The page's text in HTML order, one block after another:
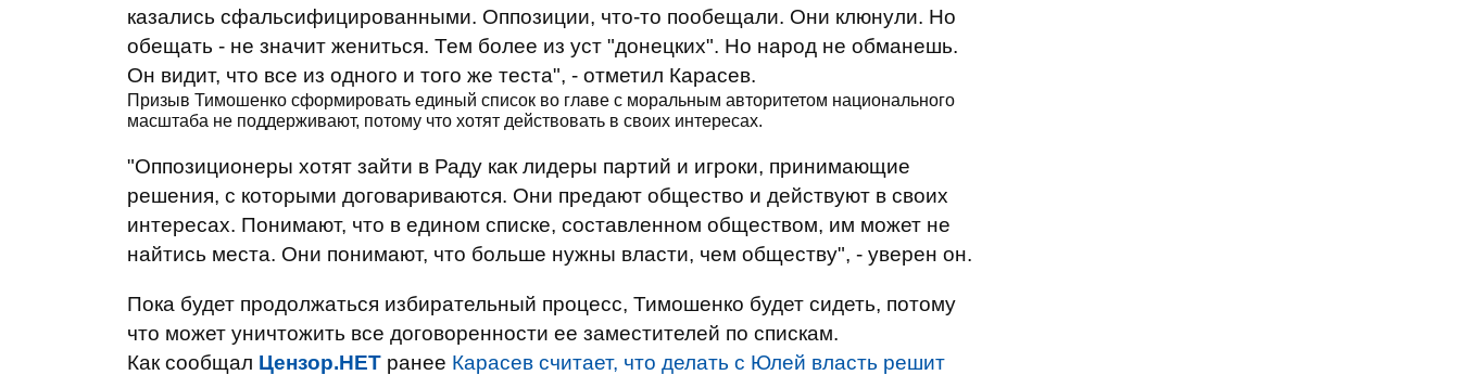
казались сфальсифицированными. Оппозиции, что-то пообещали. Они клюнули. Но
обещать - не значит жениться. Тем более из уст "донецких". Но народ не обманешь.
Он видит, что все из одного и того же теста", - отметил Карасев.
Призыв Тимошенко сформировать единый список во главе с моральным авторитетом национального
масштаба не поддерживают, потому что хотят действовать в своих интересах.
"Оппозиционеры хотят зайти в Раду как лидеры партий и игроки, принимающие
решения, с которыми договариваются. Они предают общество и действуют в своих
интересах. Понимают, что в едином списке, составленном обществом, им может не
найтись места. Они понимают, что больше нужны власти, чем обществу", - уверен он.
Пока будет продолжаться избирательный процесс, Тимошенко будет сидеть, потому
что может уничтожить все договоренности ее заместителей по спискам.
Как сообщал Цензор.НЕТ ранее Карасев считает, что делать с Юлей власть решит